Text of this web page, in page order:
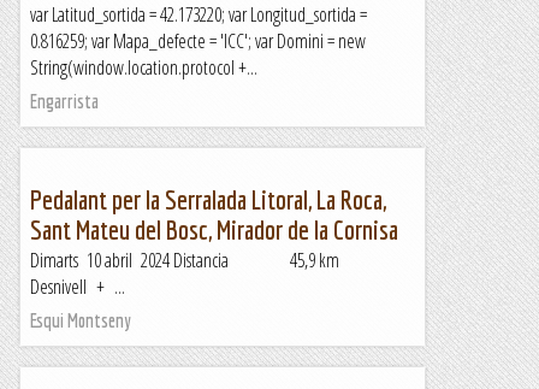
var Latitud_sortida = 42.173220; var Longitud_sortida =
0.816259; var Mapa_defecte = 'ICC'; var Domini = new
String(window.location.protocol +...
Engarrista
Pedalant per la Serralada Litoral, La Roca,
Sant Mateu del Bosc, Mirador de la Cornisa
Dimarts 10 abril 2024 Distancia 45,9 km
Desnivell + ...
Esqui Montseny